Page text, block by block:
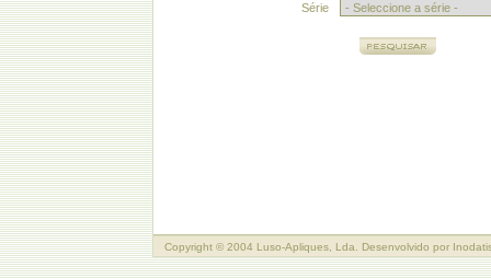
Série
Copyright © 2004 Luso-Apliques, Lda. Desenvolvido por